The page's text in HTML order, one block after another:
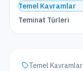
Temel Kavramlar
Teminat Türleri
Temel Kavramlar